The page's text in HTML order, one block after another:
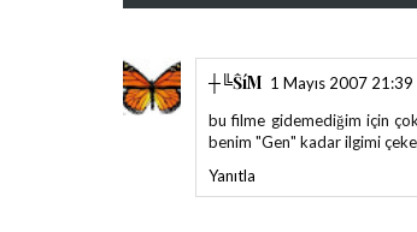
┼‌╚ŜíМ 1 Mayıs 2007 21:39
bu filme gidemediğim için
benim "Gen" kadar ilgimi
Yanıtla